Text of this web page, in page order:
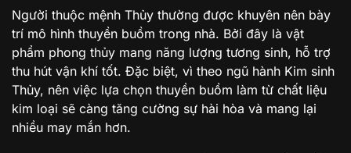
Người thuộc mệnh Thủy thường được khuyên nên bày
trí mô hình thuyền buồm trong nhà. Bởi đây là vật
phẩm phong thủy mang năng lượng tương sinh, hỗ trợ
thu hút vận khí tốt. Đặc biệt, vì theo ngũ hành Kim sinh
Thủy, nên việc lựa chọn thuyền buồm làm từ chất liệu
kim loại sẽ càng tăng cường sự hài hòa và mang lại
nhiều may mắn hơn.